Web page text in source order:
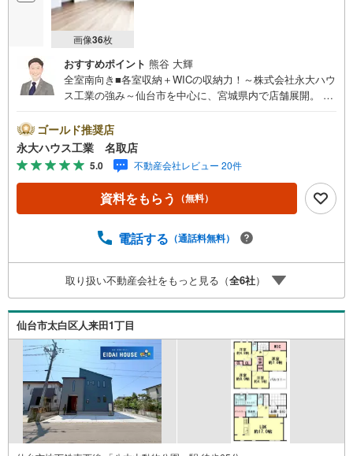
画像36枚
おすすめポイント 熊谷 大輝
全室南向き■各室収納＋WICの収納力！～株式会社永大ハウ
ス工業の強み～仙台市を中心に、宮城県内で店舗展開。 地
しをサポートします。■ 地域密着だからできる“本当に役立
つ提案”戸建・マンション・土地まで幅広く対応。 さらに、
学校区・買い物環境・交通利便性・子育て環境など、 実際
の暮らしを見据えた情報をご提供します。「住んでから後
悔しないためのご提案」を大切にしています。■ 住まいの
ことを“まとめて相談できる安心感”【購入】【売却】【住み
や税金などの専門的な内容も、分かりやすく丁寧にご説明
を踏み出せます。各店舗にはキッズスペースを完備。 ご家
族皆様でお気軽にご来店ください。営業時間:10:00～18:00
（定休日:火・水曜日 ※店舗により異なります）現地見学・
ご相談も随時受付中です。ぜひお気軽にお問い合わせくだ
さい。
ゴールド推奨店
永大ハウス工業 名取店
5.0 不動産会社レビュー 20件
資料をもらう （無料）
電話する （通話料無料）
取り扱い不動産会社をもっと見る（全6社）
仙台市太白区人来田1丁目